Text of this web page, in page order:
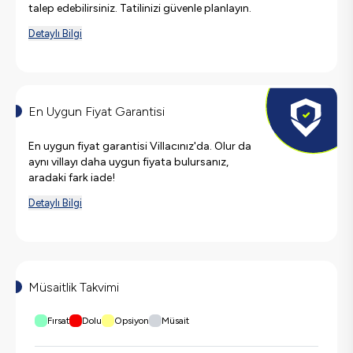
talep edebilirsiniz. Tatilinizi güvenle planlayın.
Detaylı Bilgi
En Uygun Fiyat Garantisi
En uygun fiyat garantisi Villacınız'da. Olur da
aynı villayı daha uygun fiyata bulursanız,
aradaki fark iade!
Detaylı Bilgi
Müsaitlik Takvimi
Fırsat Dolu Opsiyon Müsait